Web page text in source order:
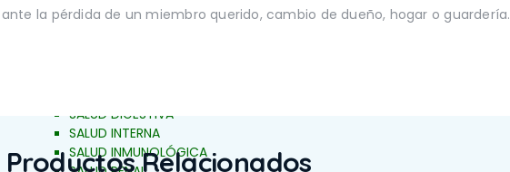
CONDUCTA Y COMPORTAMIENTO
SALUD DIGESTIVA
SALUD INTERNA
SALUD INMUNOLÓGICA
la pérdida de un miembro querido, cambio de dueño, hogar o guardería.
Productos Relacionados